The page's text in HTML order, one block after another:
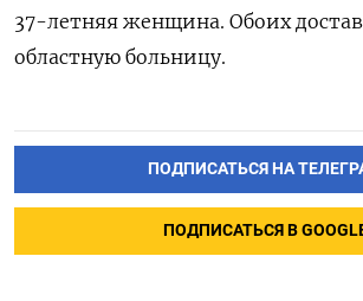
37-летняя женщина. Обоих
областную больницу.
ПОДПИСАТЬСЯ НА
ПОДПИСАТЬСЯ В